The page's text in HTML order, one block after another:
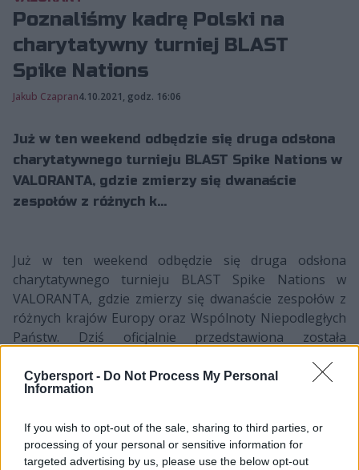
Cybersport - Do Not Process My Personal
Information
If you wish to opt-out of the sale, sharing to third parties, or
processing of your personal or sensitive information for
targeted advertising by us, please use the below opt-out
Poznaliśmy kadrę Polski na
charytatywny turniej BLAST
Spike Nations
Jakub Czapran4.10.2021, godz. 16:06
Już w ten weekend odbędzie się druga odsłona
charytatywnego turnieju BLAST Spike Nations w
VALORANTA, gdzie zmierzy się dwanaście
zespołów z różnych k...
Już w ten weekend odbędzie się druga odsłona
charytatywnego turnieju BLAST Spike Nations w
VALORANTA, gdzie zmierzy się dwanaście zespołów z
różnych krajów Europy oraz Wspólnoty Niepodległych
Państw. Dziś oficjalnie przedstawiona została
najlepszych polskich zawodników w najnowszym tytule
od Riotu.
Znamy składy na BLAST Spike Nations
Za pośrednictwem swoich mediów społecznościowych